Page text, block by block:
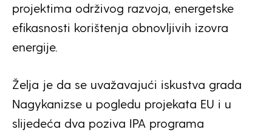
projektima održivog razvoja, energetske
efikasnosti korištenja obnovljivih izovra
energije.
Želja je da se uvažavajući iskustva grada
Nagykanizse u pogledu projekata EU i u
slijedeća dva poziva IPA programa